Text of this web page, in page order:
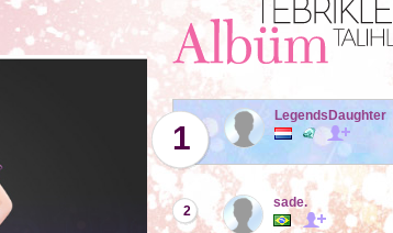
1
LegendsDaughter
2
sade.